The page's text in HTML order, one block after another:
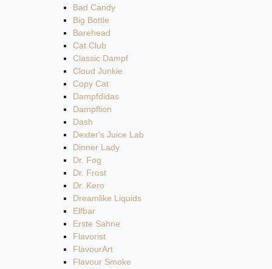
Bad Candy
Big Bottle
Barehead
Cat Club
Classic Dampf
Cloud Junkie
Copy Cat
Dampfdidas
Dampflion
Dash
Dexter's Juice Lab
Dinner Lady
Dr. Fog
Dr. Frost
Dr. Kero
Dreamlike Liquids
Elfbar
Erste Sahne
Flavorist
FlavourArt
Flavour Smoke